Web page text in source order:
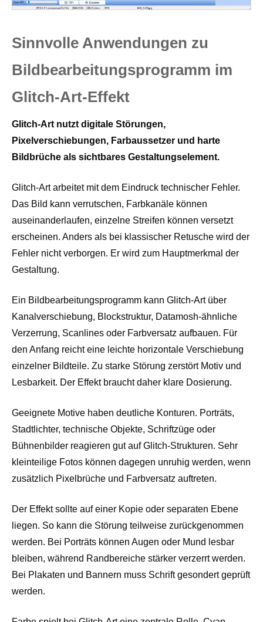
Sinnvolle Anwendungen zu
Bildbearbeitungsprogramm im
Glitch-Art-Effekt
Glitch-Art nutzt digitale Störungen,
Pixelverschiebungen, Farbaussetzer und harte
Bildbrüche als sichtbares Gestaltungselement.
Glitch-Art arbeitet mit dem Eindruck technischer Fehler.
Das Bild kann verrutschen, Farbkanäle können
auseinanderlaufen, einzelne Streifen können versetzt
erscheinen. Anders als bei klassischer Retusche wird der
Fehler nicht verborgen. Er wird zum Hauptmerkmal der
Gestaltung.
Ein Bildbearbeitungsprogramm kann Glitch-Art über
Kanalverschiebung, Blockstruktur, Datamosh-ähnliche
Verzerrung, Scanlines oder Farbversatz aufbauen. Für
den Anfang reicht eine leichte horizontale Verschiebung
einzelner Bildteile. Zu starke Störung zerstört Motiv und
Lesbarkeit. Der Effekt braucht daher klare Dosierung.
Geeignete Motive haben deutliche Konturen. Porträts,
Stadtlichter, technische Objekte, Schriftzüge oder
Bühnenbilder reagieren gut auf Glitch-Strukturen. Sehr
kleinteilige Fotos können dagegen unruhig werden, wenn
zusätzlich Pixelbrüche und Farbversatz auftreten.
Der Effekt sollte auf einer Kopie oder separaten Ebene
liegen. So kann die Störung teilweise zurückgenommen
werden. Bei Porträts können Augen oder Mund lesbar
bleiben, während Randbereiche stärker verzerrt werden.
Bei Plakaten und Bannern muss Schrift gesondert geprüft
werden.